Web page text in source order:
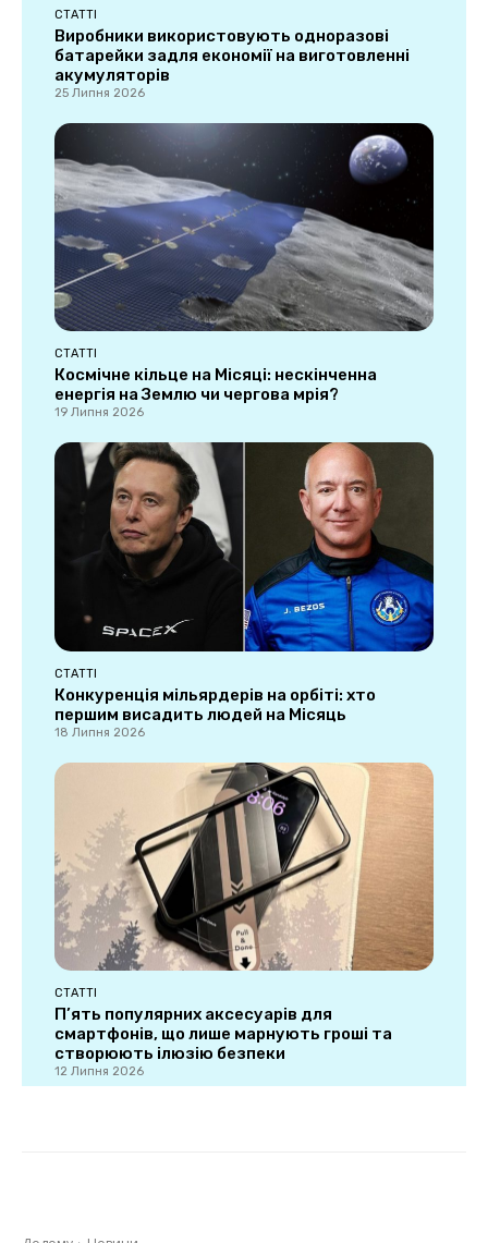
СТАТТІ
Виробники використовують одноразові
батарейки задля економії на виготовленні
акумуляторів
25 Липня 2026
СТАТТІ
Космічне кільце на Місяці: нескінченна
енергія на Землю чи чергова мрія?
19 Липня 2026
СТАТТІ
Конкуренція мільярдерів на орбіті: хто
першим висадить людей на Місяць
18 Липня 2026
СТАТТІ
П’ять популярних аксесуарів для
смартфонів, що лише марнують гроші та
створюють ілюзію безпеки
12 Липня 2026